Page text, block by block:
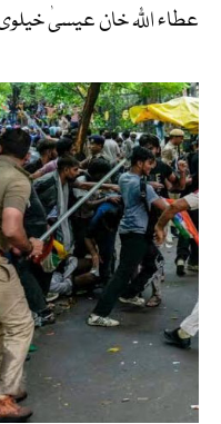
عطاء اللّٰہ خان عیسیٰ خیلوی